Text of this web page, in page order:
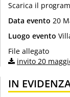
Scarica il
Data evento 20
Luogo evento
File allegato
invito 20
IN